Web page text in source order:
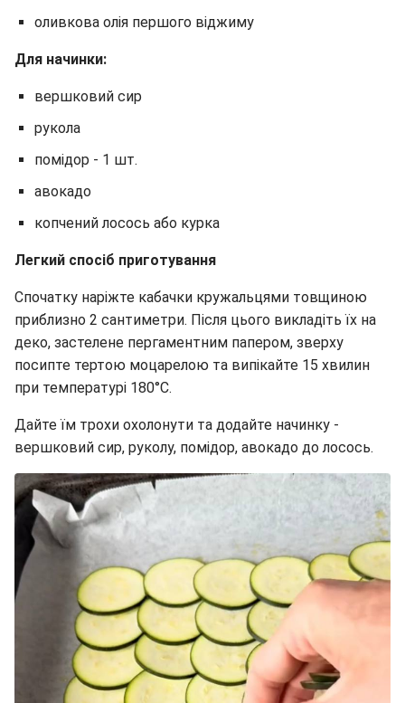
оливкова олія першого віджиму
Для начинки:
вершковий сир
рукола
помідор - 1 шт.
авокадо
копчений лосось або курка
Легкий спосіб приготування
Спочатку наріжте кабачки кружальцями товщиною
приблизно 2 сантиметри. Після цього викладіть їх на
деко, застелене пергаментним папером, зверху
посипте тертою моцарелою та випікайте 15 хвилин
при температурі 180°C.
Дайте їм трохи охолонути та додайте начинку -
вершковий сир, руколу, помідор, авокадо до лосось.